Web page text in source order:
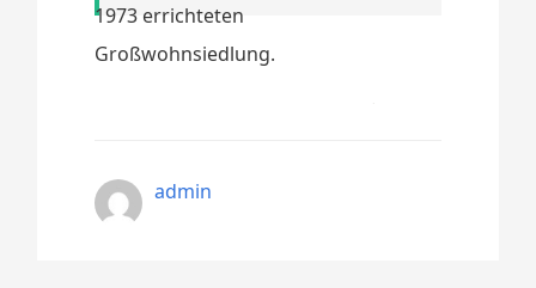
1973 errichteten
Großwohnsiedlung.
admin